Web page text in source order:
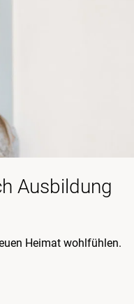
Ausbildung
Heimat wohlfühlen.